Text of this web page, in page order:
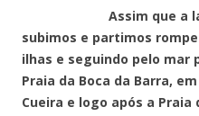
Assim que a
subimos e partimos
ilhas e seguindo pelo mar
Praia da Boca da Barra,
Cueira e logo após a Praia